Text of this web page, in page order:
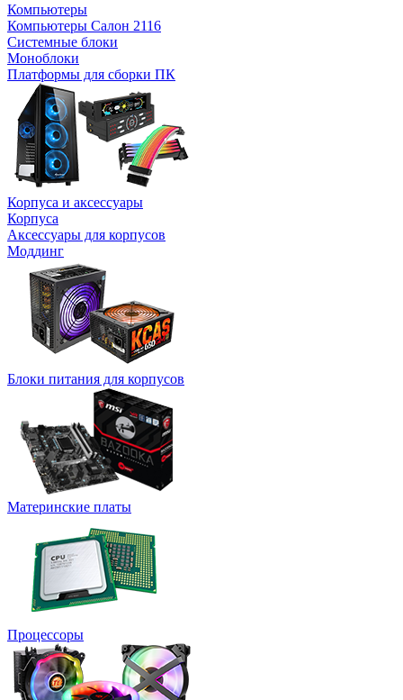
Компьютеры
Компьютеры Салон 2116
Системные блоки
Моноблоки
Платформы для сборки ПК
Корпуса и аксессуары
Корпуса
Аксессуары для корпусов
Моддинг
Блоки питания для корпусов
Материнские платы
Процессоры